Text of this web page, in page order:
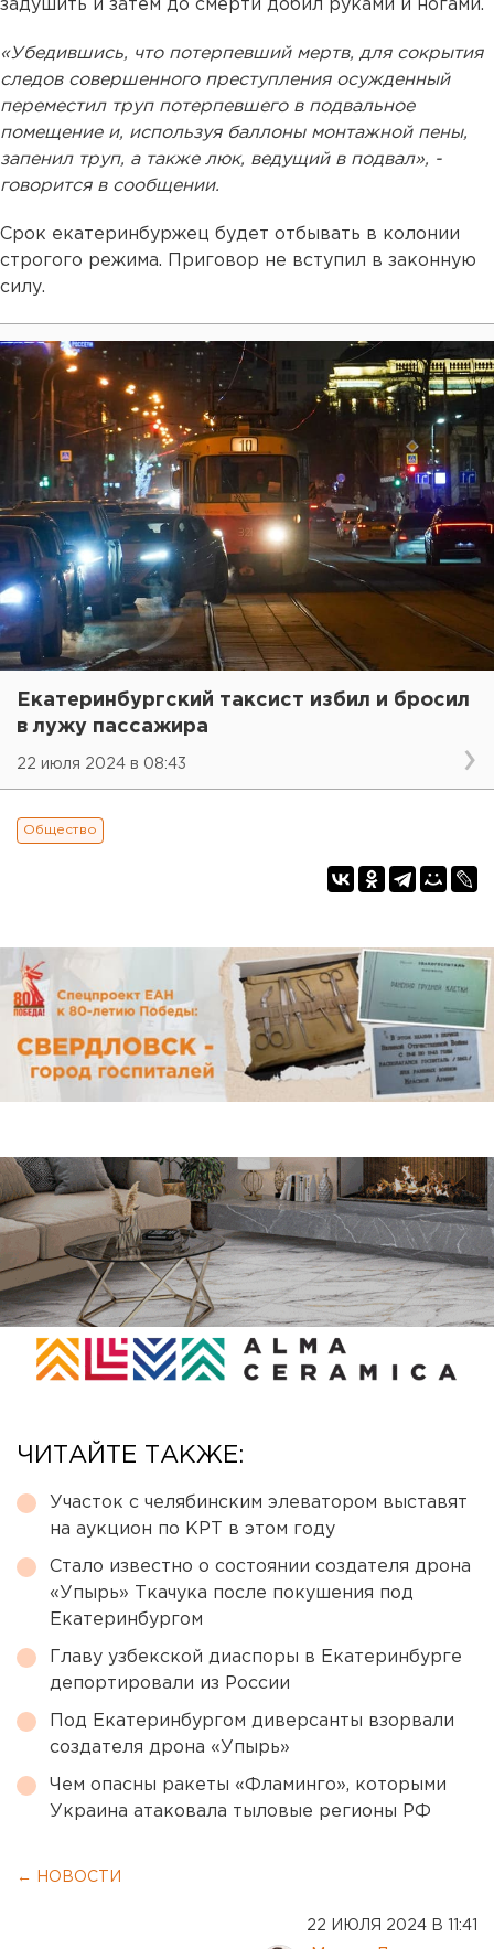
задушить и затем до смерти добил руками и ногами.
«Убедившись, что потерпевший мертв, для сокрытия
следов совершенного преступления осужденный
переместил труп потерпевшего в подвальное
помещение и, используя баллоны монтажной пены,
запенил труп, а также люк, ведущий в подвал», -
говорится в сообщении.
Срок екатеринбуржец будет отбывать в колонии
строгого режима. Приговор не вступил в законную
силу.
Екатеринбургский таксист избил и бросил
в лужу пассажира
22 июля 2024 в 08:43
Общество
ЧИТАЙТЕ ТАКЖЕ:
Участок с челябинским элеватором выставят
на аукцион по КРТ в этом году
Стало известно о состоянии создателя дрона
«Упырь» Ткачука после покушения под
Екатеринбургом
Главу узбекской диаспоры в Екатеринбурге
депортировали из России
Под Екатеринбургом диверсанты взорвали
создателя дрона «Упырь»
Чем опасны ракеты «Фламинго», которыми
Украина атаковала тыловые регионы РФ
← НОВОСТИ
22 ИЮЛЯ 2024 В 11:41